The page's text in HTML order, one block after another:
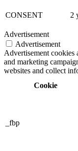
CONSENT 2
Advertisement
Advertisement
Advertisement cookies
and marketing
websites and collect
Cookie
_fbp